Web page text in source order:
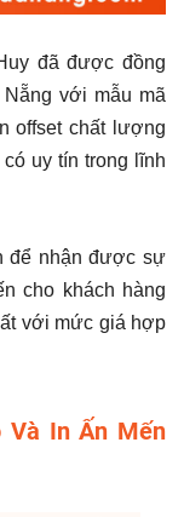
đã được đồng
với mẫu mã
offset chất lượng
uy tín trong lĩnh
để nhận được sự
cho khách hàng
với mức giá hợp
Và In Ấn Mến